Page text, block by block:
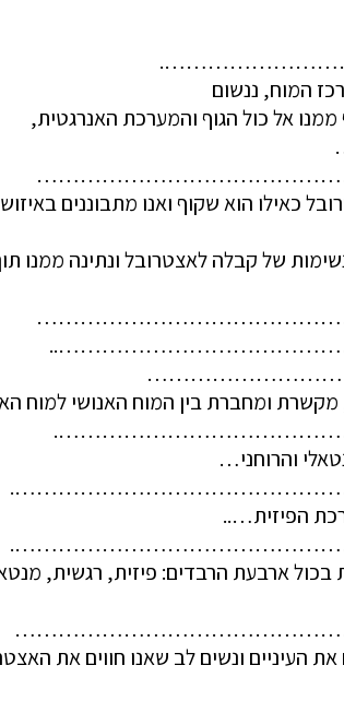
המוח, ננשום
אל כול הגוף והמערכת האנרגטית,
כאילו הוא שקוף ואנו מתבוננים
נשימות של קבלה לאצטרובל ונתינה ממנו
מקשרת ומחברת בין המוח
והרוחני…
הפיזית…..
ארבעת הרבדים: פיזית, רגשית,
ונשים לב שאנו חווים את